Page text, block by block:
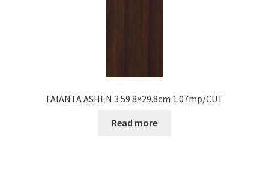
FAIANTA ASHEN 3 59.8×29.8cm 1.07mp/CUT
Read more